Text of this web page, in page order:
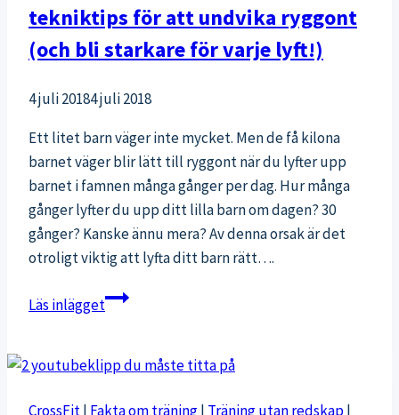
tekniktips för att undvika ryggont
(och bli starkare för varje lyft!)
4 juli 20184 juli 2018
Ett litet barn väger inte mycket. Men de få kilona
barnet väger blir lätt till ryggont när du lyfter upp
barnet i famnen många gånger per dag. Hur många
gånger lyfter du upp ditt lilla barn om dagen? 30
gånger? Kanske ännu mera? Av denna orsak är det
otroligt viktig att lyfta ditt barn rätt….
Läs inläggetLyft
rätt!
CrossFit | Fakta om träning| Träning utan redskap|